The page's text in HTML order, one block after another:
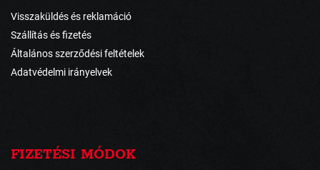
Visszaküldés és reklamáció
Szállítás és fizetés
Általános szerződési feltételek
Adatvédelmi irányelvek
FIZETÉSI MÓDOK